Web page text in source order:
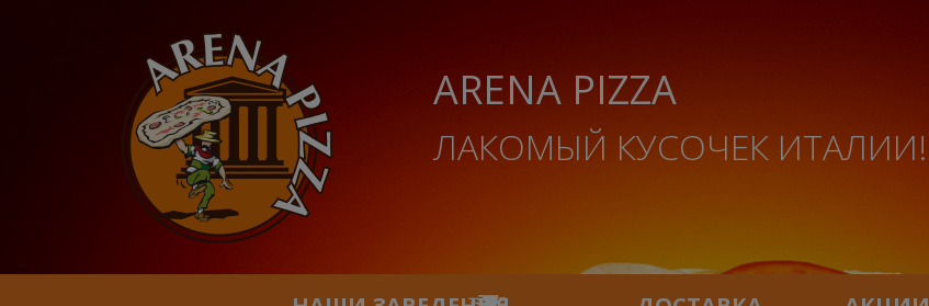
ARENA PIZZA
ЛАКОМЫЙ КУСОЧЕК ИТАЛИИ!